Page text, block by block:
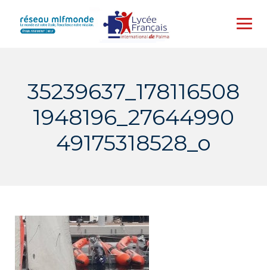
content
35239637_178116508
1948196_27644990
49175318528_o